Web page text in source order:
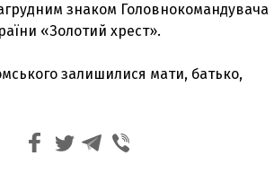
знаком Головнокомандувача
«Золотий хрест».
залишилися мати, батько,